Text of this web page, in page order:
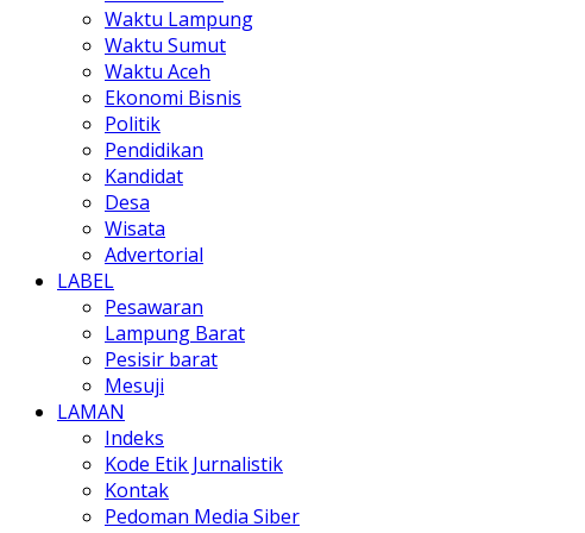
Waktu Lampung
Waktu Sumut
Waktu Aceh
Ekonomi Bisnis
Politik
Pendidikan
Kandidat
Desa
Wisata
Advertorial
LABEL
Pesawaran
Lampung Barat
Pesisir barat
Mesuji
LAMAN
Indeks
Kode Etik Jurnalistik
Kontak
Pedoman Media Siber